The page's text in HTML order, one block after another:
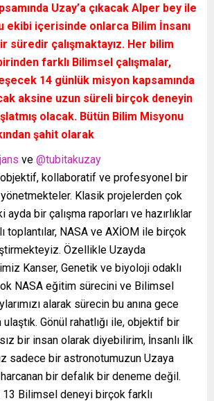
Uzay’a çıkacak Alper bey ile
ekibi içerisinde onlarca Bilim İnsanı
süredir çalışmaktayız. Her bilim
farklı Bilimsel çalışmalar,
14 günlük misyon kapsamında
aksine uzun süreli birçok deneyin
olacak. Bütün Bilim Misyonu
şahit olarak
ve @tubitakuzay
objektif, kollaboratif ve profesyonel bir
Klasik projelerden çok
ayda bir çalışma raporları ve hazırlıklar
toplantılar, NASA ve AXİOM ile birçok
Özellikle Uzayda
Kanser, Genetik ve biyoloji odaklı
NASA eğitim sürecini ve Bilimsel
alarak sürecin bu anına gece
Gönül rahatlığı ile, objektif bir
bir insan olarak diyebilirim, İnsanlı İlk
sadece bir astronotumuzun Uzaya
bir defalık bir deneme değil.
13 Bilimsel deneyi birçok farklı